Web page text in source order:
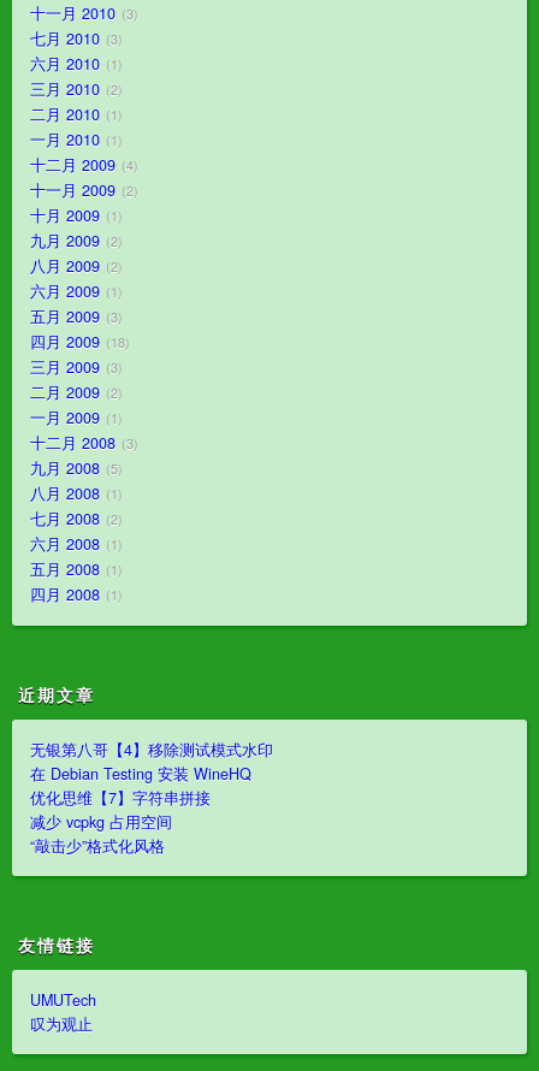
十一月 2010 3
七月 2010 3
六月 2010 1
三月 2010 2
二月 2010 1
一月 2010 1
十二月 2009 4
十一月 2009 2
十月 2009 1
九月 2009 2
八月 2009 2
六月 2009 1
五月 2009 3
四月 2009 18
三月 2009 3
二月 2009 2
一月 2009 1
十二月 2008 3
九月 2008 5
八月 2008 1
七月 2008 2
六月 2008 1
五月 2008 1
四月 2008 1
近期文章
无银第八哥【4】移除测试模式水印
在 Debian Testing 安装 WineHQ
优化思维【7】字符串拼接
减少 vcpkg 占用空间
“敲击少”格式化风格
友情链接
UMUTech
叹为观止